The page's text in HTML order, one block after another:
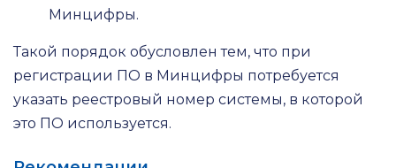
Минцифры.
Такой порядок обусловлен тем, что при
регистрации ПО в Минцифры потребуется
указать реестровый номер системы, в которой
это ПО используется.